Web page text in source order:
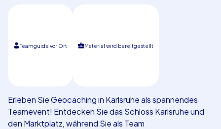
Teamguide vor Ort Material wird bereitgestellt
Erleben Sie Geocaching in Karlsruhe als spannendes
Teamevent! Entdecken Sie das Schloss Karlsruhe und
den Marktplatz, während Sie als Team